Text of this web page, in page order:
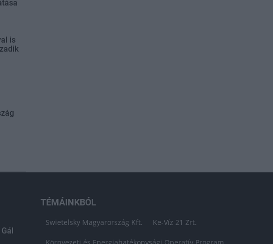
is
TÉMÁINKBÓL
Swietelsky Magyarország Kft. Ke-Víz 21 Zrt.